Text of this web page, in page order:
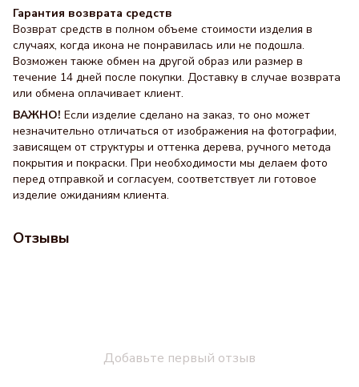
Гарантия возврата средств
Возврат средств в полном объеме стоимости изделия в
случаях, когда икона не понравилась или не подошла.
Возможен также обмен на другой образ или размер в
течение 14 дней после покупки. Доставку в случае возврата
или обмена оплачивает клиент.
ВАЖНО! Если изделие сделано на заказ, то оно может
незначительно отличаться от изображения на фотографии,
зависящем от структуры и оттенка дерева, ручного метода
покрытия и покраски. При необходимости мы делаем фото
перед отправкой и согласуем, соответствует ли готовое
изделие ожиданиям клиента.
Отзывы
Добавьте первый отзыв